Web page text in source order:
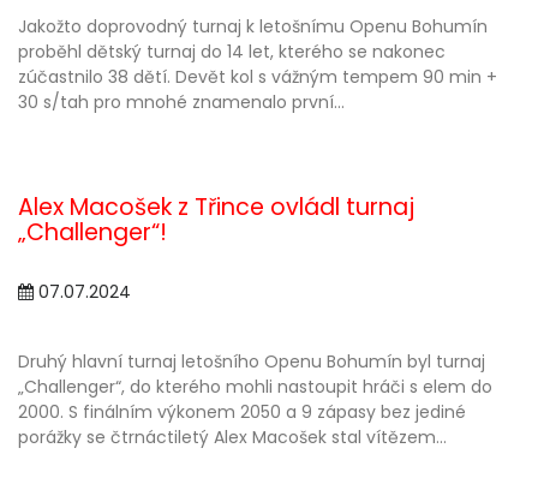
Jakožto doprovodný turnaj k letošnímu Openu Bohumín
proběhl dětský turnaj do 14 let, kterého se nakonec
zúčastnilo 38 dětí. Devět kol s vážným tempem 90 min +
30 s/tah pro mnohé znamenalo první...
Alex Macošek z Třince ovládl turnaj
„Challenger“!
07.07.2024
Druhý hlavní turnaj letošního Openu Bohumín byl turnaj
„Challenger“, do kterého mohli nastoupit hráči s elem do
2000. S finálním výkonem 2050 a 9 zápasy bez jediné
porážky se čtrnáctiletý Alex Macošek stal vítězem...